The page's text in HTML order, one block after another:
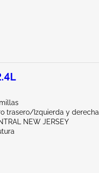
trasero/Izquierda y derecha
NEW JERSEY